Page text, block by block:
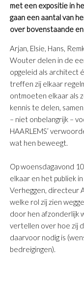
met een expositie in
gaan een aantal van
over bovenstaande
Arjan, Elsie, Hans,
Wouter delen in de
opgeleid als architect
treffen zij elkaar
ontmoeten elkaar als
kennis te delen,
– niet onbelangrijk –
HAARLEMS’
wat hen beweegt.
Op woensdagavond
elkaar en het publiek
Verheggen, directeur
welke rol zij zien
door hen afzonderlijk
vertellen over hoe zij
daarvoor nodig is
bedreigingen).